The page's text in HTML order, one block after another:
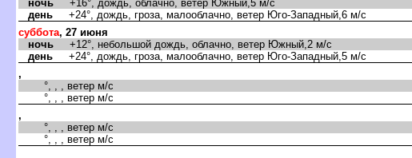
ночь +16°, дождь, облачно, ветер Южный,5 м/с
день +24°, дождь, гроза, малооблачно, ветер Юго-Западный,6 м/с
суббота, 27 июня
ночь +12°, небольшой дождь, облачно, ветер Южный,2 м/с
день +24°, дождь, гроза, малооблачно, ветер Юго-Западный,5 м/с
,
°, , , ветер м/с
°, , , ветер м/с
,
°, , , ветер м/с
°, , , ветер м/с